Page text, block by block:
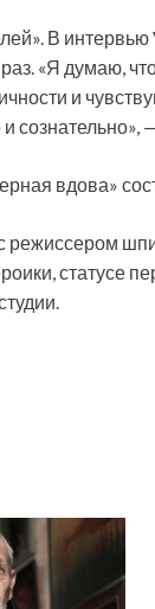
В интервью
«Я думаю,
и
сознательно»,
вдова»
режиссером
статусе